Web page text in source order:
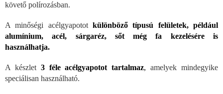
követő polírozásban.
A minőségi acélgyapotot különböző típusú felületek, például
alumínium, acél, sárgaréz, sőt még fa kezelésére is
használhatja.
A készlet 3 féle acélgyapotot tartalmaz, amelyek mindegyike
speciálisan használható.